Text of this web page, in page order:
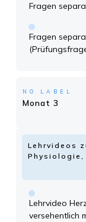
Fragen
Fragen
NO LABEL
Monat 3
Lehrvideos
Physiologie,
Lehrvideo
versehentlich